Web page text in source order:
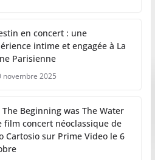
en concert : une
intime et engagée à La
Parisienne
novembre 2025
The Beginning was The Water
film concert néoclassique de
Cartosio sur Prime Video le 6